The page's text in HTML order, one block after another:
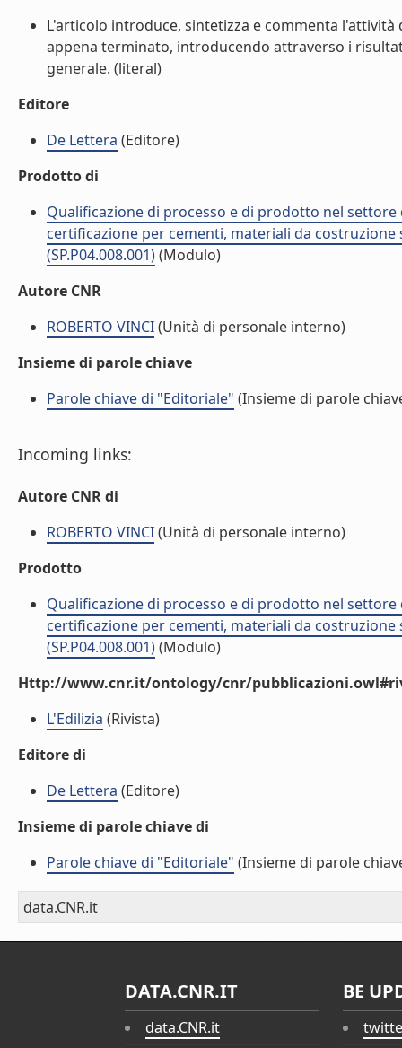
L'articolo introduce, sintetizza e commenta
appena terminato, introducendo attraverso i
generale. (literal)
Editore
De Lettera (Editore)
Prodotto di
Qualificazione di processo e di prodotto nel
certificazione per cementi, materiali da
(SP.P04.008.001)(Modulo)
Autore CNR
ROBERTO VINCI(Unità di personale interno)
Insieme di parole chiave
Parole chiave di "Editoriale" (Insieme di parole
Incoming links:
Autore CNR di
ROBERTO VINCI(Unità di personale interno)
Prodotto
Qualificazione di processo e di prodotto nel
certificazione per cementi, materiali da
(SP.P04.008.001)(Modulo)
Http://www.cnr.it/ontology/cnr/
L'Edilizia (Rivista)
Editore di
De Lettera (Editore)
Insieme di parole chiave di
Parole chiave di "Editoriale" (Insieme di parole
data.CNR.it
DATA.CNR.IT
data.CNR.it
BE